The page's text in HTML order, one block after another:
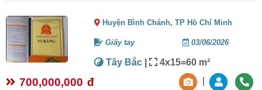
Huyện Bình Chánh,TP Hồ Chí Minh
Giấy tay 03/06/2026
Tây Bắc | 4x15=60 m²
700,000,000 đ